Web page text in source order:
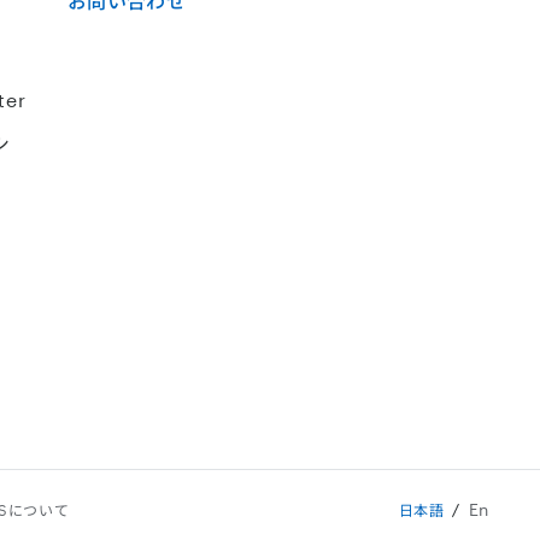
について 日本語 En